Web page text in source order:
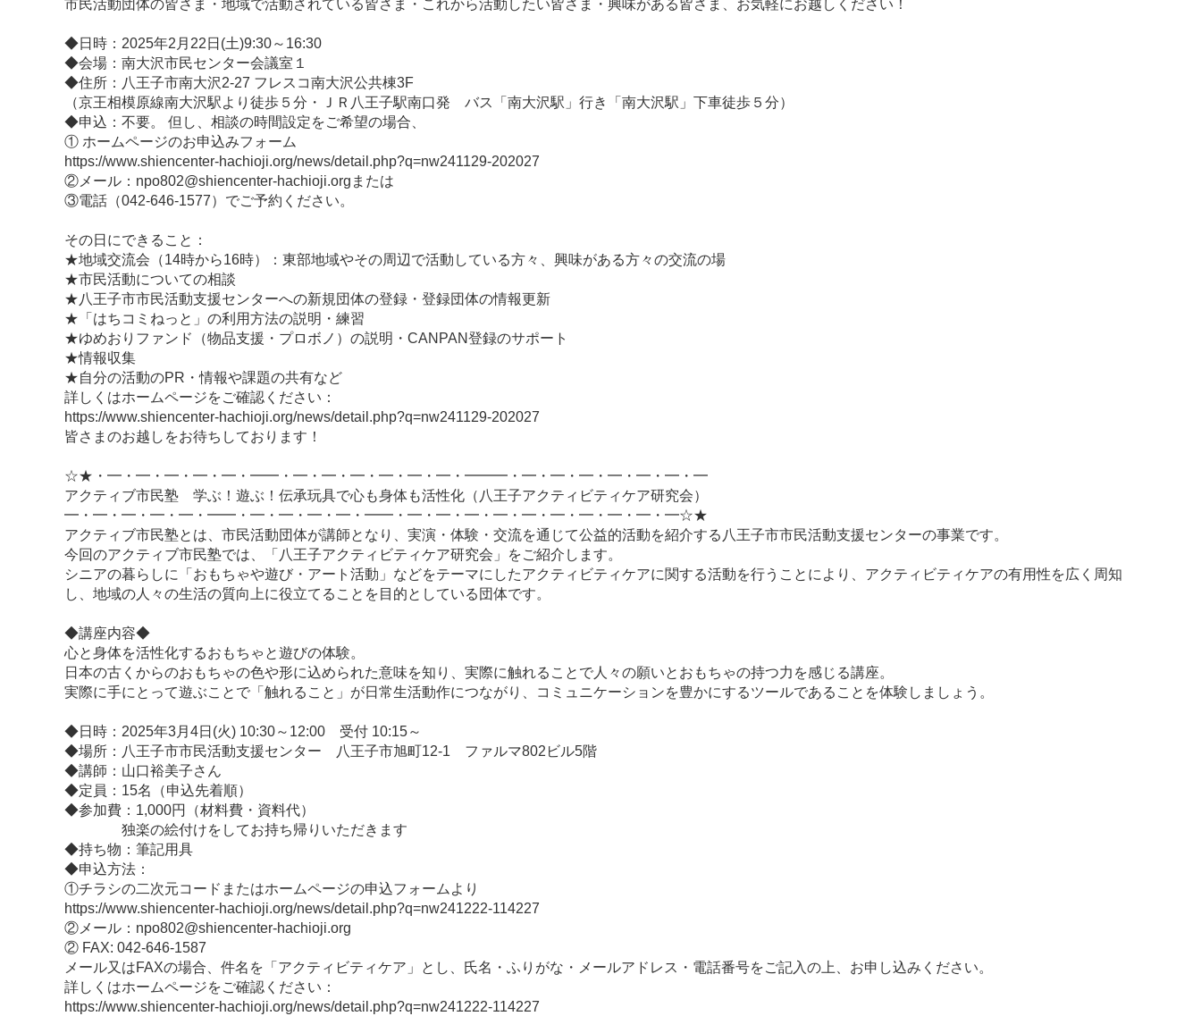
市民活動団体の皆さま・地域で活動されている皆さま・これから活動したい皆さま・興味がある皆さま、お気軽にお越しください！
◆日時：2025年2月22日(土)9:30～16:30
◆会場：南大沢市民センター会議室１
◆住所：八王子市南大沢2-27 フレスコ南大沢公共棟3F
（京王相模原線南大沢駅より徒歩５分・ＪＲ八王子駅南口発 バス「南大沢駅」行き「南大沢駅」下車徒歩５分）
◆申込：不要。 但し、相談の時間設定をご希望の場合、
① ホームページのお申込みフォーム
https://www.shiencenter-hachioji.org/news/detail.php?q=nw241129-202027
②メール：npo802@shiencenter-hachioji.orgまたは
③電話（042-646-1577）でご予約ください。
その日にできること：
★地域交流会（14時から16時）：東部地域やその周辺で活動している方々、興味がある方々の交流の場
★市民活動についての相談
★八王子市市民活動支援センターへの新規団体の登録・登録団体の情報更新
★「はちコミねっと」の利用方法の説明・練習
★ゆめおりファンド（物品支援・プロボノ）の説明・CANPAN登録のサポート
★情報収集
★自分の活動のPR・情報や課題の共有など
詳しくはホームページをご確認ください：
https://www.shiencenter-hachioji.org/news/detail.php?q=nw241129-202027
皆さまのお越しをお待ちしております！
☆★・━・━・━・━・━・━━・━・━・━・━・━・━・━━━・━・━・━・━・━・━・━
アクティブ市民塾 学ぶ！遊ぶ！伝承玩具で心も身体も活性化（八王子アクティビティケア研究会）
━・━・━・━・━・━━・━・━・━・━・━━・━・━・━・━・━・━・━・━・━・━☆★
アクティブ市民塾とは、市民活動団体が講師となり、実演・体験・交流を通じて公益的活動を紹介する八王子市市民活動支援センターの事業です。
今回のアクティブ市民塾では、「八王子アクティビティケア研究会」をご紹介します。
シニアの暮らしに「おもちゃや遊び・アート活動」などをテーマにしたアクティビティケアに関する活動を行うことにより、アクティビティケアの有用性を広く周知
し、地域の人々の生活の質向上に役立てることを目的としている団体です。
◆講座内容◆
心と身体を活性化するおもちゃと遊びの体験。
日本の古くからのおもちゃの色や形に込められた意味を知り、実際に触れることで人々の願いとおもちゃの持つ力を感じる講座。
実際に手にとって遊ぶことで「触れること」が日常生活動作につながり、コミュニケーションを豊かにするツールであることを体験しましょう。
◆日時：2025年3月4日(火) 10:30～12:00 受付 10:15～
◆場所：八王子市市民活動支援センター 八王子市旭町12-1 ファルマ802ビル5階
◆講師：山口裕美子さん
◆定員：15名（申込先着順）
◆参加費：1,000円（材料費・資料代）
独楽の絵付けをしてお持ち帰りいただきます
◆持ち物：筆記用具
◆申込方法：
①チラシの二次元コードまたはホームページの申込フォームより
https://www.shiencenter-hachioji.org/news/detail.php?q=nw241222-114227
②メール：npo802@shiencenter-hachioji.org
② FAX: 042-646-1587
メール又はFAXの場合、件名を「アクティビティケア」とし、氏名・ふりがな・メールアドレス・電話番号をご記入の上、お申し込みください。
詳しくはホームページをご確認ください：
https://www.shiencenter-hachioji.org/news/detail.php?q=nw241222-114227